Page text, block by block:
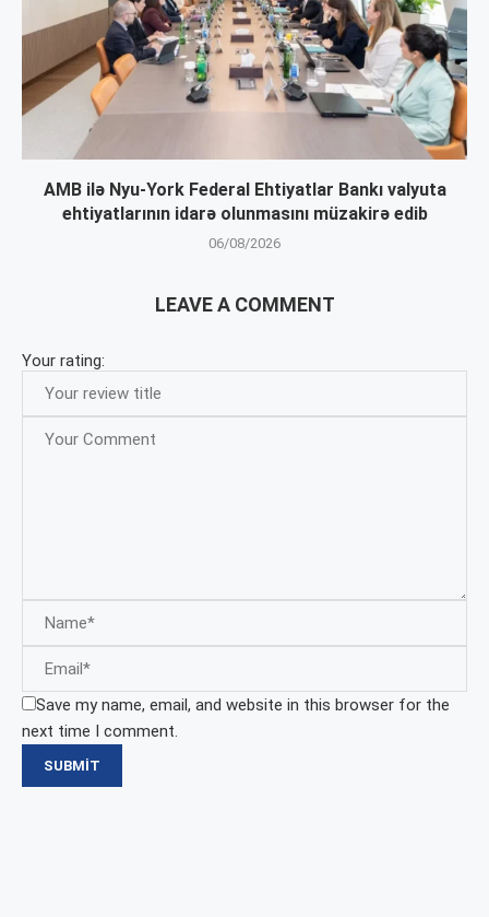
AMB ilə Nyu-York Federal Ehtiyatlar Bankı valyuta
ehtiyatlarının idarə olunmasını müzakirə edib
06/08/2026
LEAVE A COMMENT
Your rating:
Save my name, email, and website in this browser for the
next time I comment.